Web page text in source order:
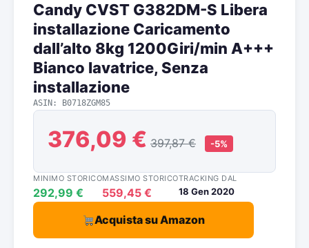
Candy CVST G382DM-S Libera
installazione Caricamento
dall’alto 8kg 1200Giri/min A+++
Bianco lavatrice, Senza
installazione
ASIN: B0718ZGM85
376,09 € 397,87 € -5%
MINIMO STORICO
292,99 €
MASSIMO STORICO
559,45 €
TRACKING DAL
18 Gen 2020
Acquista su Amazon